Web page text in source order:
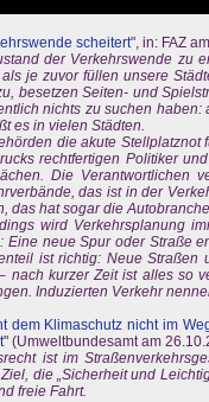
scheitert", in: FAZ
der Verkehrswende zu
je zuvor füllen unsere
besetzen Seiten- und
nichts zu suchen
es in vielen Städten.
die akute Stellplatznot
rechtfertigen Politiker
Die Verantwortlichen
das ist in der
das hat sogar die
wird Verkehrsplanung
Eine neue Spur oder Straße
ist richtig: Neue
nach kurzer Zeit ist alles so
Induzierten Verkehr
dem Klimaschutz nicht im
" (Umweltbundesamt am
ist im
die „Sicherheit und
freie Fahrt.